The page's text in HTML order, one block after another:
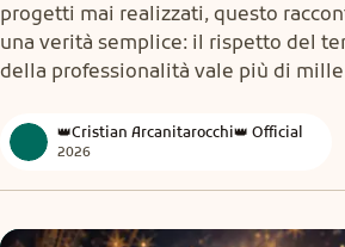
progetti mai realizzati, questo
una verità semplice: il rispetto del
della professionalità vale più di
👑Cristian Arcanitarocchi👑 Official
2026